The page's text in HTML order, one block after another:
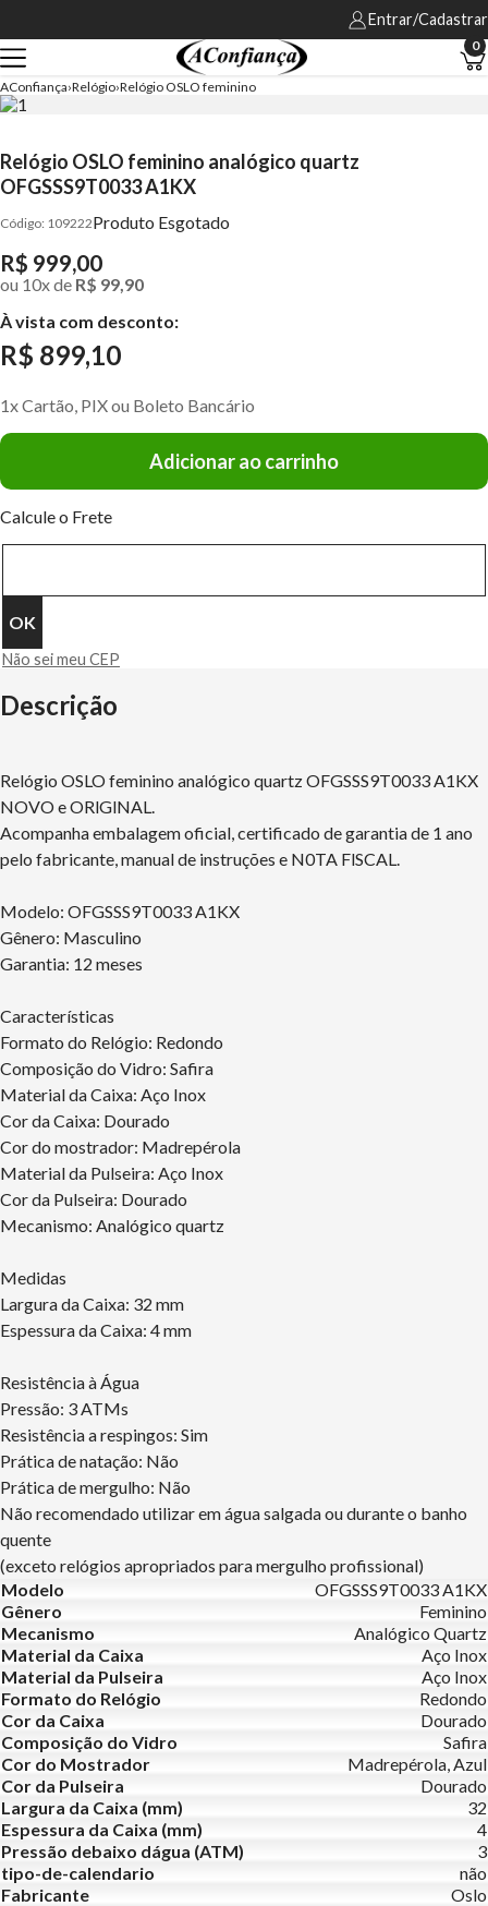
Entrar/Cadastrar
0
AConfiança Relógio Relógio OSLO feminino
Relógio OSLO feminino analógico quartz
OFGSSS9T0033 A1KX
109222Produto Esgotado
R$ 999,00
ou 10xde R$ 99,90
À vista com desconto:
R$ 899,10
1x Cartão, PIX ou Boleto Bancário
Adicionar ao carrinho
Calcule o Frete
Não sei meu CEP
Descrição
Relógio OSLO feminino analógico quartz OFGSSS9T0033 A1KX
NOVO e ORlGlNAL.
Acompanha embalagem oficial, certificado de garantia de 1 ano
pelo fabricante, manual de instruções e N0TA FlSCAL.
Modelo: OFGSSS9T0033 A1KX
Gênero: Masculino
Garantia: 12 meses
Características
Formato do Relógio: Redondo
Composição do Vidro: Safira
Material da Caixa: Aço Inox
Cor da Caixa: Dourado
Cor do mostrador: Madrepérola
Material da Pulseira: Aço Inox
Cor da Pulseira: Dourado
Mecanismo: Analógico quartz
Medidas
Largura da Caixa: 32 mm
Espessura da Caixa: 4 mm
Resistência à Água
Pressão: 3 ATMs
Resistência a respingos: Sim
Prática de natação: Não
Prática de mergulho: Não
Não recomendado utilizar em água salgada ou durante o banho
quente
(exceto relógios apropriados para mergulho profissional)
Modelo
OFGSSS9T0033 A1KX
Gênero
Feminino
Mecanismo
Analógico Quartz
Material da Caixa
Aço Inox
Material da Pulseira
Aço Inox
Formato do Relógio
Redondo
Cor da Caixa
Dourado
Composição do Vidro
Safira
Cor do Mostrador
Madrepérola, Azul
Cor da Pulseira
Dourado
Largura da Caixa (mm)
32
Espessura da Caixa (mm)
4
Pressão debaixo dágua (ATM)
3
tipo-de-calendario
não
Fabricante
Oslo